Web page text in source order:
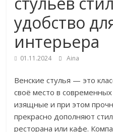
удобство
интерьера
01.11.2024 Aina
Венские стулья — это
своё место в
изящные и при этом
прекрасно дополняют
ресторана или кафе.